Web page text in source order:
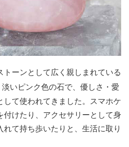
トーンとして広く親しまれている
淡いピンク色の石で、優しさ・愛
して使われてきました。スマホケ
付けたり、アクセサリーとして身
れて持ち歩いたりと、生活に取り